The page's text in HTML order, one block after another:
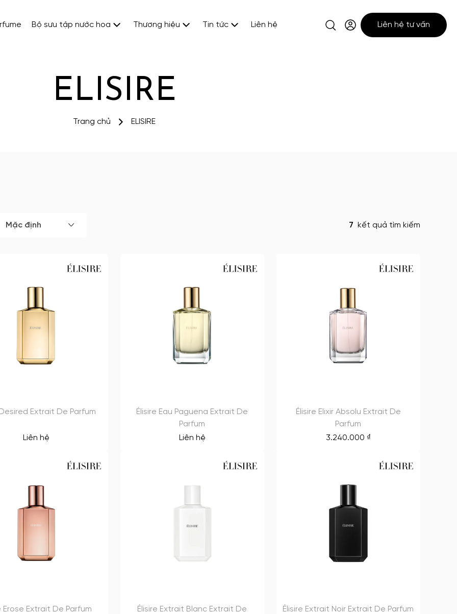
Bộ sưu tập nước hoa Thương hiệu Tin tức Liên hệ Liên hệ tư vấn
ELISIRE
Trang chủ ELISIRE
Mặc định 7 kết quả tìm kiếm
Extrait De Parfum
Liên hệ
Élisire Eau Paguena Extrait De
Parfum
Liên hệ
Élisire Elixir Absolu Extrait De
Parfum
3.240.000 ₫
Erose Extrait De Parfum
Élisire Extrait Blanc Extrait De
Élisire Extrait Noir Extrait De Parfum